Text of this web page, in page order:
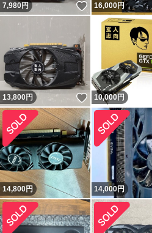
7,980円 いいね！
16,000円
13,800円 いいね！
10,000 円
14,800円 14,000円